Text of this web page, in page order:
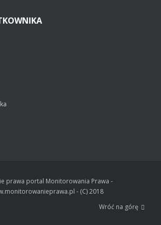
prawa portal Monitorowania Prawa -
- (C) 2018
Wróć na górę